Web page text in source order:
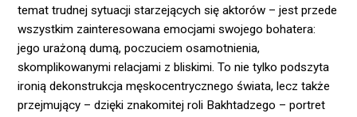
temat trudnej sytuacji starzejących się aktorów – jest przede
wszystkim zainteresowana emocjami swojego bohatera:
jego urażoną dumą, poczuciem osamotnienia,
skomplikowanymi relacjami z bliskimi. To nie tylko podszyta
ironią dekonstrukcja męskocentrycznego świata, lecz także
przejmujący – dzięki znakomitej roli Bakhtadzego – portret